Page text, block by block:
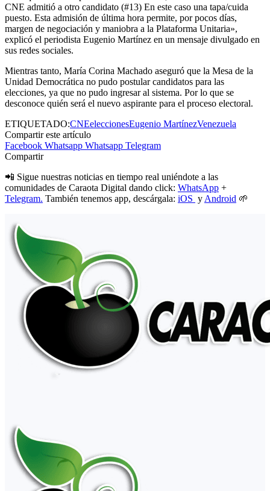
CNE admitió a otro candidato (#13) En este caso una tapa/cuida
puesto. Esta admisión de última hora permite, por pocos días,
margen de negociación y maniobra a la Plataforma Unitaria»,
explicó el periodista Eugenio Martínez en un mensaje divulgado en
sus redes sociales.
Mientras tanto, María Corina Machado aseguró que la Mesa de la
Unidad Democrática no pudo postular candidatos para las
elecciones, ya que no pudo ingresar al sistema. Por lo que se
desconoce quién será el nuevo aspirante para el proceso electoral.
ETIQUETADO:CNEeleccionesEugenio MartínezVenezuela
Compartir este artículo
Facebook Whatsapp Whatsapp Telegram
Compartir
📲 Sigue nuestras noticias en tiempo real uniéndote a las
comunidades de Caraota Digital dando click: WhatsApp +
Telegram. También tenemos app, descárgala: iOS y Android 🌱